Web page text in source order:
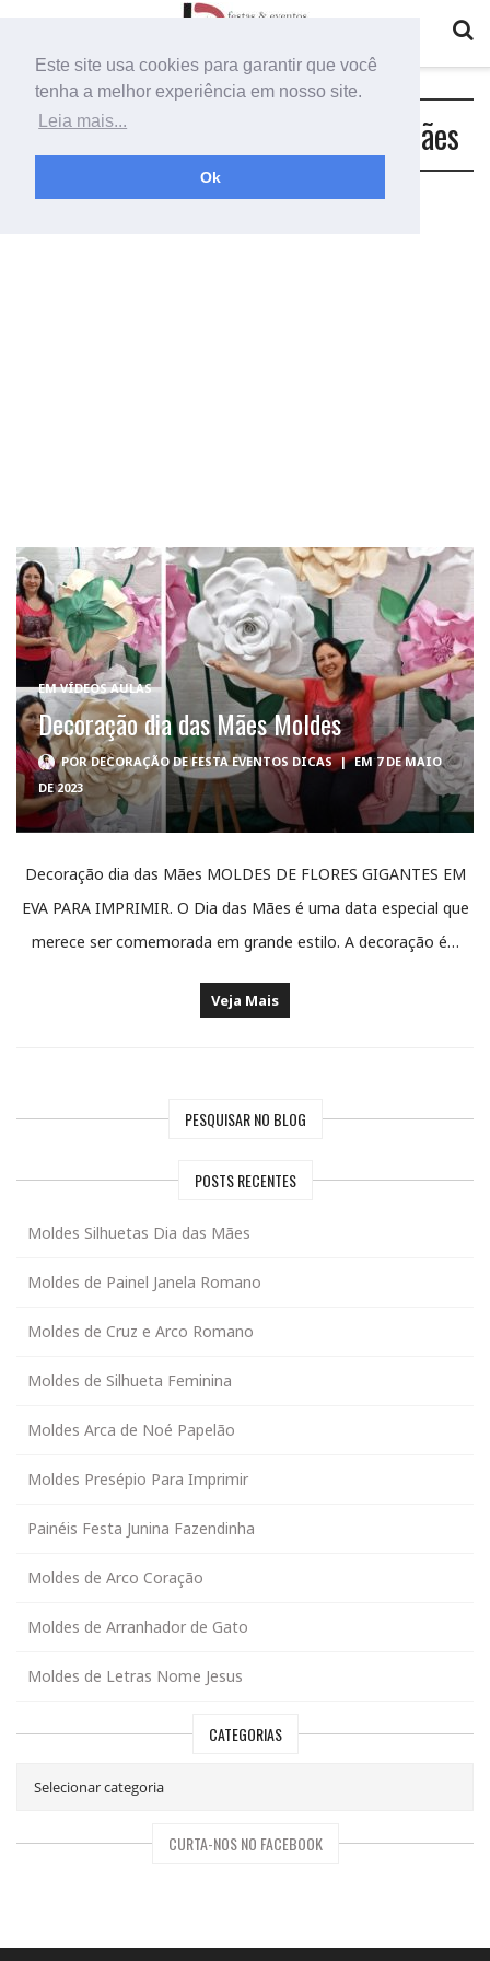
Este site usa cookies para garantir que você
tenha a melhor experiência em nosso site.
Leia mais...
Ok
Tag:idéias de decoração dia das mães
EMVÍDEOS AULAS
Decoração dia das Mães Moldes
PORDECORAÇÃO DE FESTA EVENTOS DICAS | EM 7 DE MAIO
DE 2023
Decoração dia das Mães MOLDES DE FLORES GIGANTES EM
EVA PARA IMPRIMIR. O Dia das Mães é uma data especial que
merece ser comemorada em grande estilo. A decoração é…
Veja Mais
PESQUISAR NO BLOG
POSTS RECENTES
Moldes Silhuetas Dia das Mães
Moldes de Painel Janela Romano
Moldes de Cruz e Arco Romano
Moldes de Silhueta Feminina
Moldes Arca de Noé Papelão
Moldes Presépio Para Imprimir
Painéis Festa Junina Fazendinha
Moldes de Arco Coração
Moldes de Arranhador de Gato
Moldes de Letras Nome Jesus
CATEGORIAS
CURTA-NOS NO FACEBOOK